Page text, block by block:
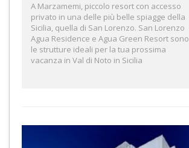
A Marzamemi, piccolo resort con accesso
privato in una delle più belle spiagge della
Sicilia, quella di San Lorenzo. San Lorenzo
Agua Residence e Agua Green Resort sono
le strutture ideali per la tua prossima
vacanza in Val di Noto in Sicilia